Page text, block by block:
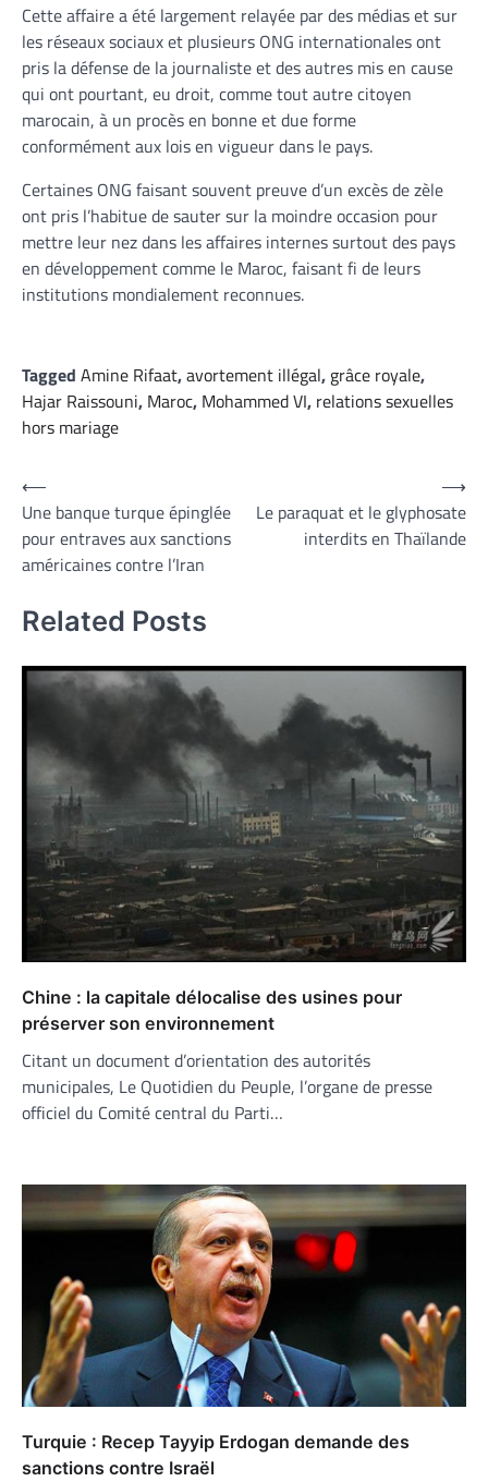
Cette affaire a été largement relayée par des médias et sur
les réseaux sociaux et plusieurs ONG internationales ont
pris la défense de la journaliste et des autres mis en cause
qui ont pourtant, eu droit, comme tout autre citoyen
marocain, à un procès en bonne et due forme
conformément aux lois en vigueur dans le pays.
Certaines ONG faisant souvent preuve d’un excès de zèle
ont pris l’habitue de sauter sur la moindre occasion pour
mettre leur nez dans les affaires internes surtout des pays
en développement comme le Maroc, faisant fi de leurs
institutions mondialement reconnues.
Tagged Amine Rifaat,avortement illégal, grâce royale,
Hajar Raissouni, Maroc, Mohammed VI, relations sexuelles
hors mariage
Navigation
de
l’article
⟵
Une banque turque épinglée
pour entraves aux sanctions
américaines contre l’Iran
Le paraquat et le glyphosate
interdits en Thaïlande
⟶
Related Posts
Chine : la capitale délocalise des usines pour
préserver son environnement
Citant un document d’orientation des autorités
municipales, Le Quotidien du Peuple, l’organe de presse
officiel du Comité central du Parti…
Turquie : Recep Tayyip Erdogan demande des
sanctions contre Israël